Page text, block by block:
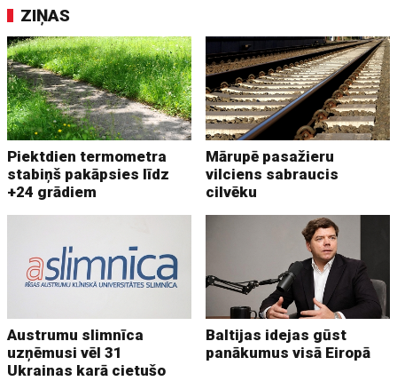
ZIŅAS
Piektdien termometra
stabiņš pakāpsies līdz
+24 grādiem
Mārupē pasažieru
vilciens sabraucis
cilvēku
Austrumu slimnīca
uzņēmusi vēl 31
Ukrainas karā cietušo
Baltijas idejas gūst
panākumus visā Eiropā